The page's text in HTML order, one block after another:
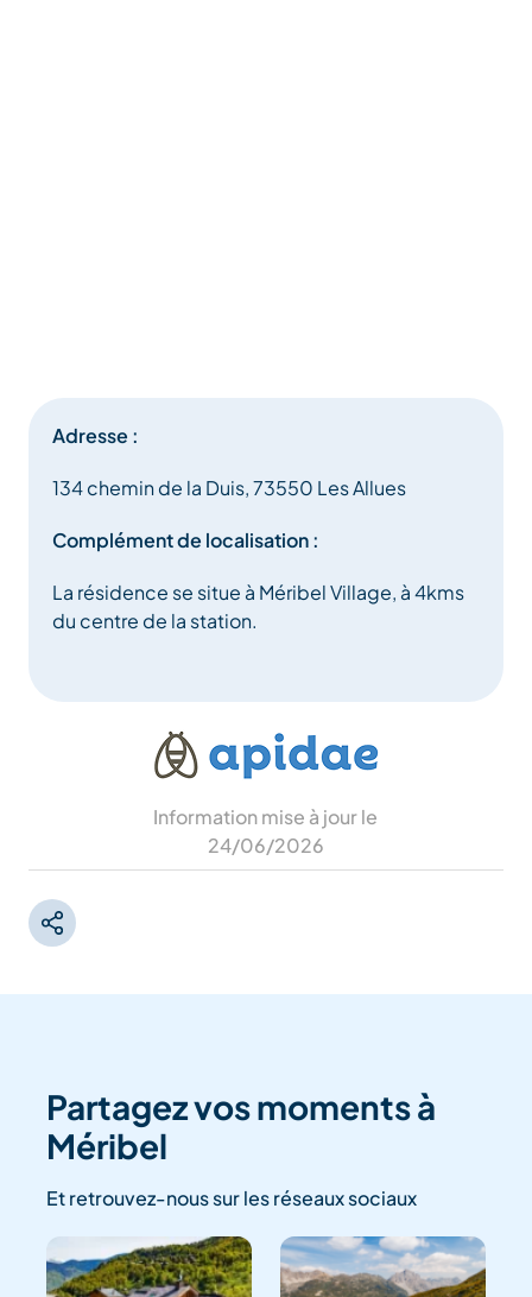
Adresse :
134 chemin de la Duis, 73550 Les Allues
Complément de localisation :
La résidence se situe à Méribel Village, à 4kms
du centre de la station.
Information mise à jour le
24/06/2026
Partagez vos moments à
Méribel
Et retrouvez-nous sur les réseaux sociaux